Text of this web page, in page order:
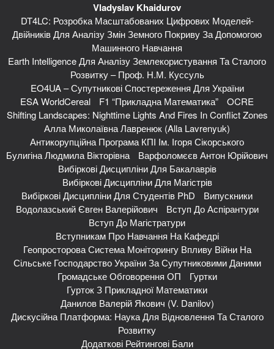
Vladyslav Khaidurov
DT4LC: Розробка Масштабованих Цифрових Моделей-
Двійників Для Аналізу Змін Земного Покриву За Допомогою
Машинного Навчання
Earth Intelligence Для Аналізу Землекористування Та Сталого
Розвитку – Проф. Н.М. Куссуль
EO4UA – Супутникові Спостереження Для України
ESA WorldCereal
F1 “Прикладна Математика”
OCRE
Shifting Landscapes: Nighttime Lights And Fires In Conflict Zones
Алла Миколаївна Лавренюк (Alla Lavrenyuk)
Антикорупційна Програма КПІ Ім. Ігоря Сікорського
Булигіна Людмила Вікторівна
Варфоломєєв Антон Юрійович
Вибіркові Дисципліни Для Бакалаврів
Вибіркові Дисципліни Для Магістрів
Вибіркові Дисципліни Для Студентів PhD
Випускники
Водолазський Євген Валерійович
Вступ До Аспірантури
Вступ До Магістратури
Вступникам Про Навчання На Кафедрі
Геопросторова Система Моніторингу Впливу Війни На
Сільське Господарство України За Супутниковими Даними
Громадське Обговорення ОП
Гуртки
Гурток З Прикладної Математики
Данилов Валерій Якович (V. Danilov)
Дискусійна Платформа: Наука Для Відновлення Та Сталого
Розвитку
Додаткові Рейтингові Бали